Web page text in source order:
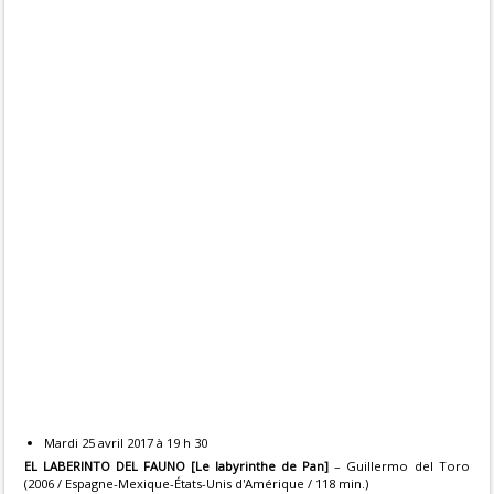
Mardi 25 avril 2017 à 19 h 30
EL LABERINTO DEL FAUNO [Le labyrinthe de Pan] – Guillermo del Toro
(2006 / Espagne-Mexique-États-Unis d'Amérique / 118 min.)